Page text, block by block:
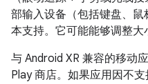
部输入设备（包括键盘、
本支持。它可能能够调整大
与 Android XR 兼容的移动
Play 商店。如果应用因不支